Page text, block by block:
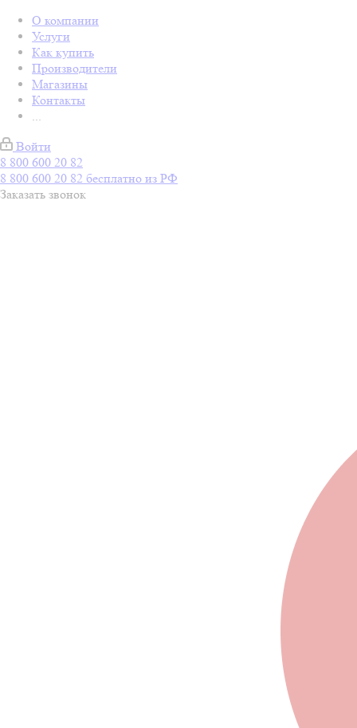
О компании
Услуги
Как купить
Производители
Магазины
Контакты
...
Войти
8 800 600 20 82
8 800 600 20 82 бесплатно из РФ
Заказать звонок